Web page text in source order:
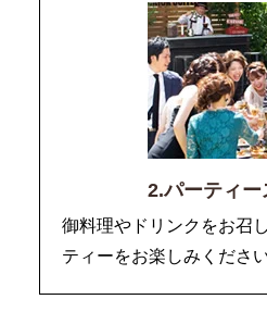
2.パーティー
御料理やドリンクをお召
ティーをお楽しみください